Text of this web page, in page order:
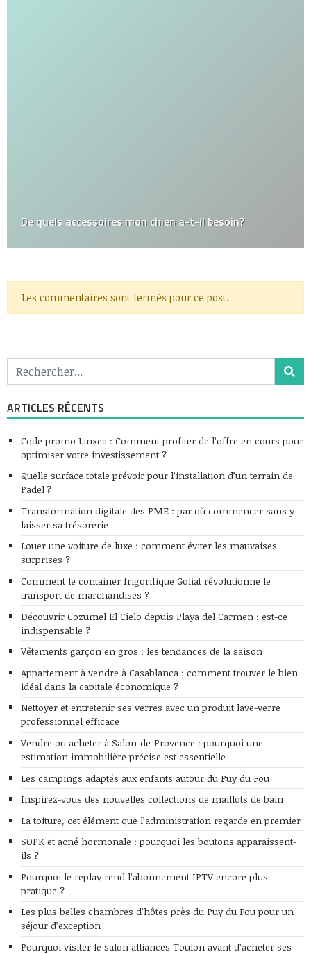
De quels accessoires mon chien a-t-il besoin?
Les commentaires sont fermés pour ce post.
ARTICLES RÉCENTS
Code promo Linxea : Comment profiter de l’offre en cours pour
optimiser votre investissement ?
Quelle surface totale prévoir pour l’installation d’un terrain de
Padel ?
Transformation digitale des PME : par où commencer sans y
laisser sa trésorerie
Louer une voiture de luxe : comment éviter les mauvaises
surprises ?
Comment le container frigorifique Goliat révolutionne le
transport de marchandises ?
Découvrir Cozumel El Cielo depuis Playa del Carmen : est-ce
indispensable ?
Vêtements garçon en gros : les tendances de la saison
Appartement à vendre à Casablanca : comment trouver le bien
idéal dans la capitale économique ?
Nettoyer et entretenir ses verres avec un produit lave-verre
professionnel efficace
Vendre ou acheter à Salon-de-Provence : pourquoi une
estimation immobilière précise est essentielle
Les campings adaptés aux enfants autour du Puy du Fou
Inspirez-vous des nouvelles collections de maillots de bain
La toiture, cet élément que l’administration regarde en premier
SOPK et acné hormonale : pourquoi les boutons apparaissent-
ils ?
Pourquoi le replay rend l’abonnement IPTV encore plus
pratique ?
Les plus belles chambres d’hôtes près du Puy du Fou pour un
séjour d’exception
Pourquoi visiter le salon alliances Toulon avant d’acheter ses